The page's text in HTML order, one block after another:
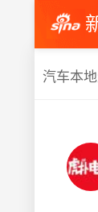
汽车本